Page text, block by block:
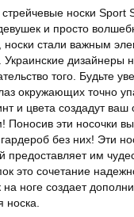
носки Sport
и просто
носки стали важным
Украинские дизайнеры
того. Будьте
окружающих точно
и цвета создадут ваш
Поносив эти носочки
без них! Эти
предоставляет им
это сочетание
на ноге создает
носка.